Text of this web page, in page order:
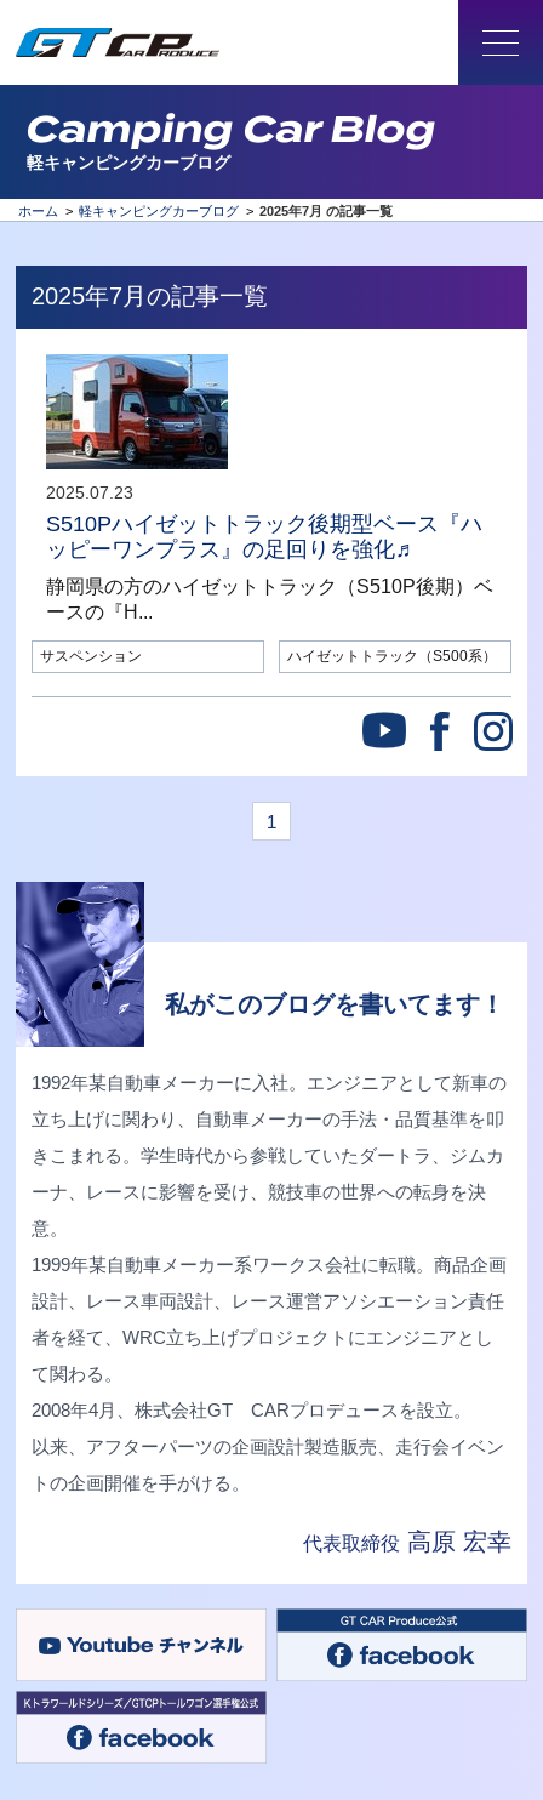
Camping Car Blog
軽キャンピングカーブログ
ホーム > 軽キャンピングカーブログ > 2025年7月 の記事一覧
2025年7月の記事一覧
2025.07.23
S510Pハイゼットトラック後期型ベース『ハ
ッピーワンプラス』の足回りを強化♬
静岡県の方のハイゼットトラック（S510P後期）ベ
ースの『H...
サスペンション ハイゼットトラック（S500系）
1
私がこのブログを書いてます！
1992年某自動車メーカーに入社。エンジニアとして新車の
立ち上げに関わり、自動車メーカーの手法・品質基準を叩
きこまれる。学生時代から参戦していたダートラ、ジムカ
ーナ、レースに影響を受け、競技車の世界への転身を決
意。
1999年某自動車メーカー系ワークス会社に転職。商品企画
設計、レース車両設計、レース運営アソシエーション責任
者を経て、WRC立ち上げプロジェクトにエンジニアとし
て関わる。
2008年4月、株式会社GT CARプロデュースを設立。
以来、アフターパーツの企画設計製造販売、走行会イベン
トの企画開催を手がける。
代表取締役 高原 宏幸